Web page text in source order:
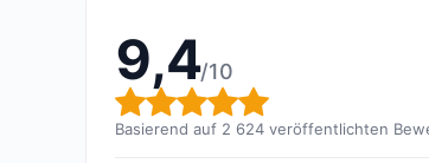
9,4/10
Gesamtbewertung:
Basierend auf 2 624 veröffentlichten